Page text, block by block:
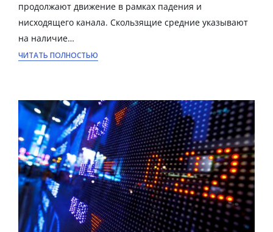
продолжают движение в рамках падения и
нисходящего канала. Скользящие средние указывают
на наличие…
ЧИТАТЬ ПОЛНОСТЬЮ